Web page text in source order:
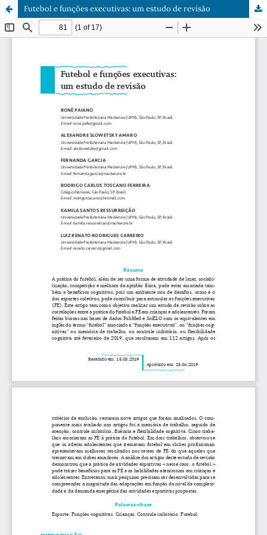
Futebol e funções executivas: um estudo de revisão